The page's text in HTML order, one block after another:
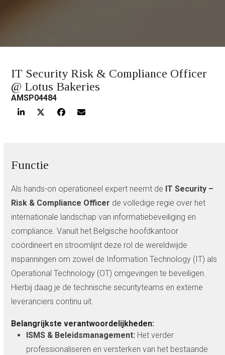
IT Security Risk & Compliance Officer
@ Lotus Bakeries
AMSP04484
Functie
Als hands-on operationeel expert neemt de IT Security –
Risk & Compliance Officer de volledige regie over het
internationale landschap van informatiebeveiliging en
compliance. Vanuit het Belgische hoofdkantoor
coördineert en stroomlijnt deze rol de wereldwijde
inspanningen om zowel de Information Technology (IT) als
Operational Technology (OT) omgevingen te beveiligen.
Hierbij daag je de technische securityteams en externe
leveranciers continu uit.
Belangrijkste verantwoordelijkheden:
ISMS & Beleidsmanagement: Het verder
professionaliseren en versterken van het bestaande